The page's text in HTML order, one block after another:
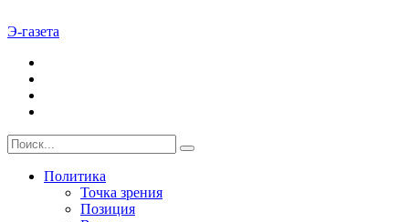
Э-газета
Политика
Точка зрения
Позиция